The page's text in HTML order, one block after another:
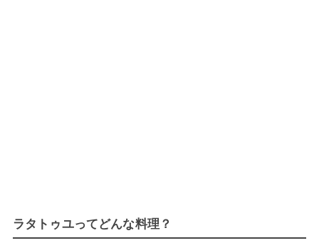
ラタトゥユってどんな料理？